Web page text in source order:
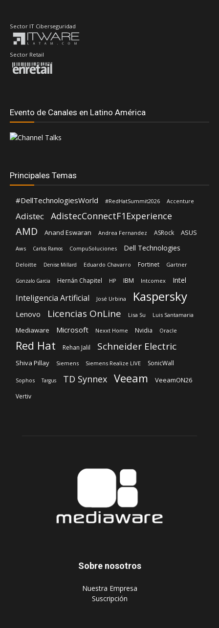
Sector IT Ciberseguridad
Sector Retail
Evento de Canales en Latino América
Principales Temas
#DellTechnologiesWorld #RedHatSummit2026 Accenture
Adistec AdistecConnectF1Experience
AMD Anand Eswaran Andrea Fernandez ASRock ASUS
Aws Carlos Ramos CompuSoluciones Dell Technologies
Deloitte Denise Millard Eduardo Chavarro Fortinet Gartner
Gonzalo Garcia Hernán Chapitel HP IBM Intcomex Intel
Inteligencia Artificial José Urbina Kaspersky
Lenovo Licencias OnLine Lisa Su Luis Santamaria
Mediaware Microsoft Nexxt Home Nvidia Oracle
Red Hat Rehan Jalil Schneider Electric
Shiva Pillay Siemens Siemens Realize LIVE SonicWall
Sophos Targus TD Synnex Veeam VeeamON26
Vertiv
Sobre nosotros
‎Nuestra Empresa
‎Suscripción